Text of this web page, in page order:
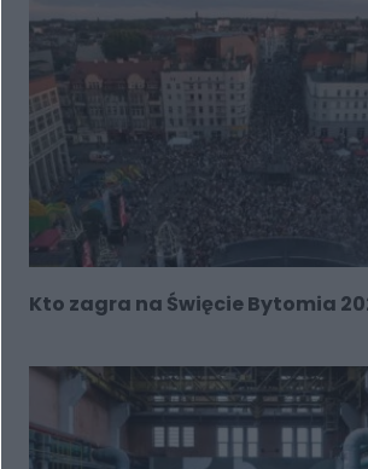
Kto zagra na Święcie Bytomia